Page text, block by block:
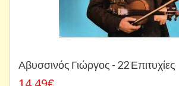
Αβυσσινός ‎Γιώργος - 22 Επιτυχίες